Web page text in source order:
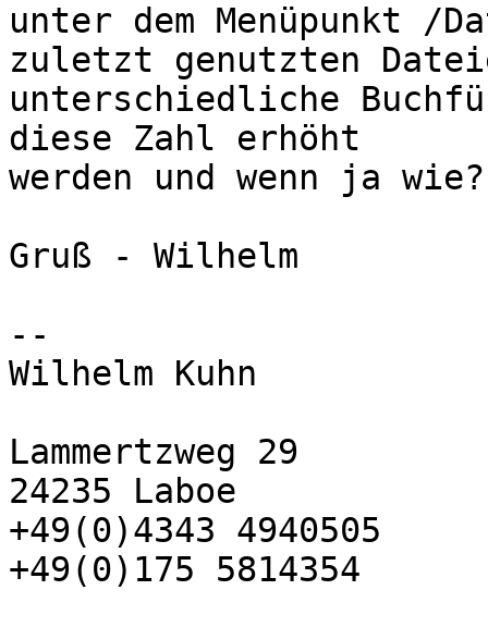
unter dem Menüpunkt /
zuletzt genutzten
unterschiedliche
diese Zahl erhöht
werden und wenn ja wie?
Gruß - Wilhelm
--
Wilhelm Kuhn
Lammertzweg 29
24235 Laboe
+49(0)4343 4940505
+49(0)175 5814354